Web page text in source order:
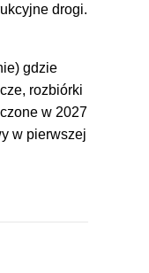
drogi.
gdzie
rozbiórki
w 2027
w pierwszej